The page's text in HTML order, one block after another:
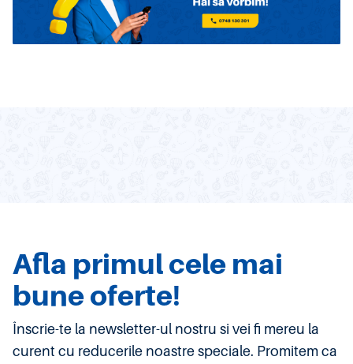
Afla primul cele mai
bune oferte!
Înscrie-te la newsletter-ul nostru si vei fi mereu la
curent cu reducerile noastre speciale. Promitem ca